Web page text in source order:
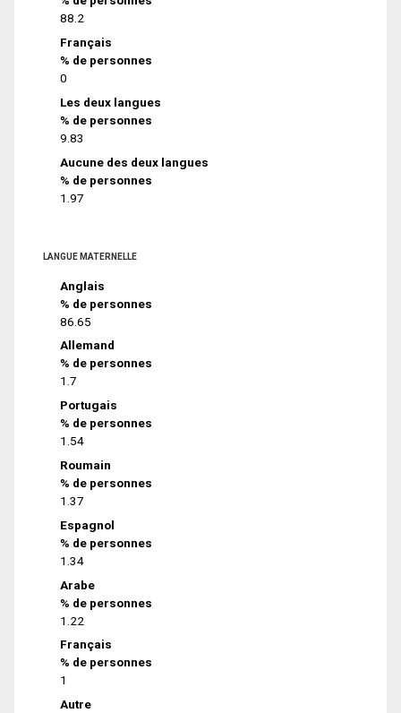
88.2
Français
% de personnes
0
Les deux langues
% de personnes
9.83
Aucune des deux langues
% de personnes
1.97
LANGUE MATERNELLE
Anglais
% de personnes
86.65
Allemand
% de personnes
1.7
Portugais
% de personnes
1.54
Roumain
% de personnes
1.37
Espagnol
% de personnes
1.34
Arabe
% de personnes
1.22
Français
% de personnes
1
Autre